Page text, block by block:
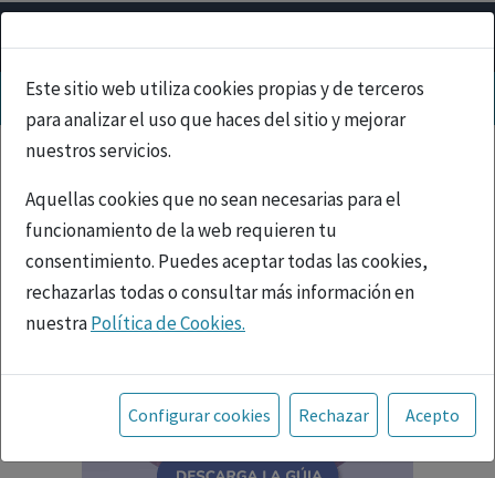
Este sitio web utiliza cookies propias y de terceros
para analizar el uso que haces del sitio y mejorar
nuestros servicios.
Aquellas cookies que no sean necesarias para el
funcionamiento de la web requieren tu
consentimiento. Puedes aceptar todas las cookies,
rechazarlas todas o consultar más información en
nuestraPolítica de Cookies.
Toda la información incluida en la Página Web está
referida a productos del mercado español y, por
tanto, dirigida a profesionales sanitarios legalmente
facultados para prescribir o dispensar medicamentos
Configurar cookies Rechazar Acepto